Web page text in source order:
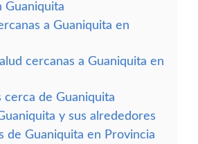
Guaniquita
a Guaniquita en
cercanas a Guaniquita en
de Guaniquita
y sus alrededores
de Guaniquita en Provincia